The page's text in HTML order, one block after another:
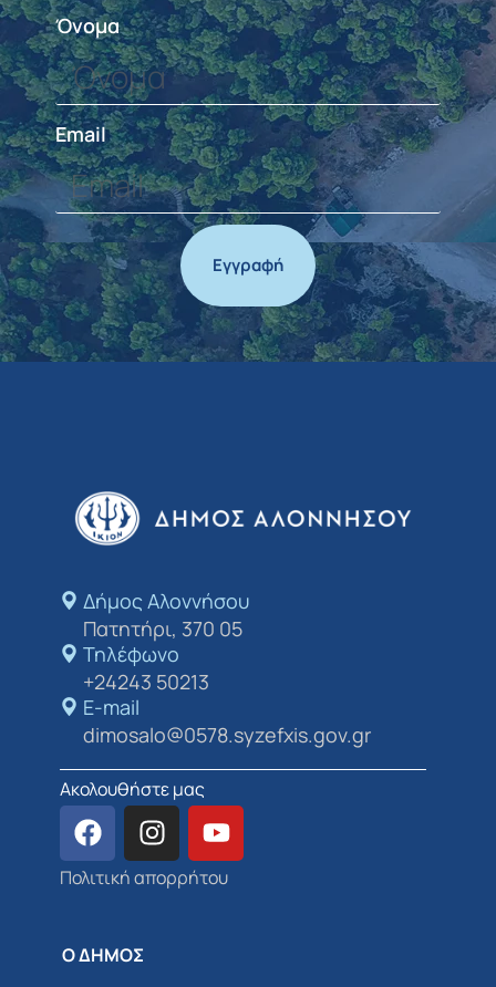
Όνομα
Email
Εγγραφή
Δήμος Αλοννήσου​
Πατητήρι, 370 05
Τηλέφωνο
+24243 50213
E-mail
dimosalo@0578.syzefxis.gov.gr
Ακολουθήστε μας
Πολιτική απορρήτου
Ο ΔΗΜΟΣ